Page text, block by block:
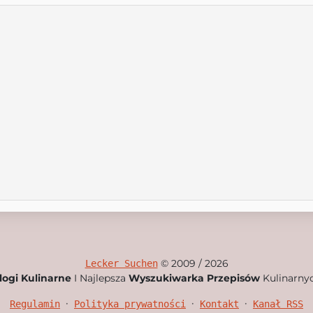
Lecker Suchen© 2009 / 2026
Kulinarne I Najlepsza Wyszukiwarka Przepisów
Regulamin • Polityka prywatności • Kontakt • Kanał RSS